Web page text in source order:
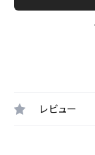
レビュー